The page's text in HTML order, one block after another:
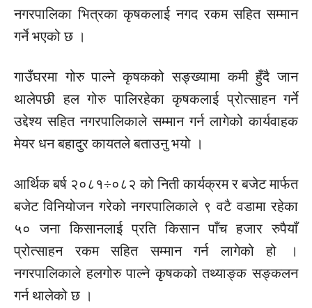
नगरपालिका भित्रका कृषकलाई नगद रकम सहित सम्मान
गर्ने भएको छ ।
गाउँघरमा गोरु पाल्ने कृषकको सङ्ख्यामा कमी हुँदै जान
थालेपछी हल गोरु पालिरहेका कृषकलाई प्रोत्साहन गर्ने
उद्देश्य सहित नगरपालिकाले सम्मान गर्न लागेको कार्यवाहक
मेयर धन बहादुरकायतलेबताउनु भयो ।
आर्थिकबर्ष २०८१÷०८२ को निती कार्यक्रम र बजेट मार्फत
बजेट विनियोजन गरेको नगरपालिकाले ९ वटै वडामा रहेका
५० जना किसानलाई प्रति किसान पाँच हजार रुपैयाँ
प्रोत्साहन रकम सहित सम्मान गर्न लागेको हो ।
नगरपालिकाले हलगोरु पाल्ने कृषकको तथ्याङ्क सङ्कलन
गर्न थालेको छ ।